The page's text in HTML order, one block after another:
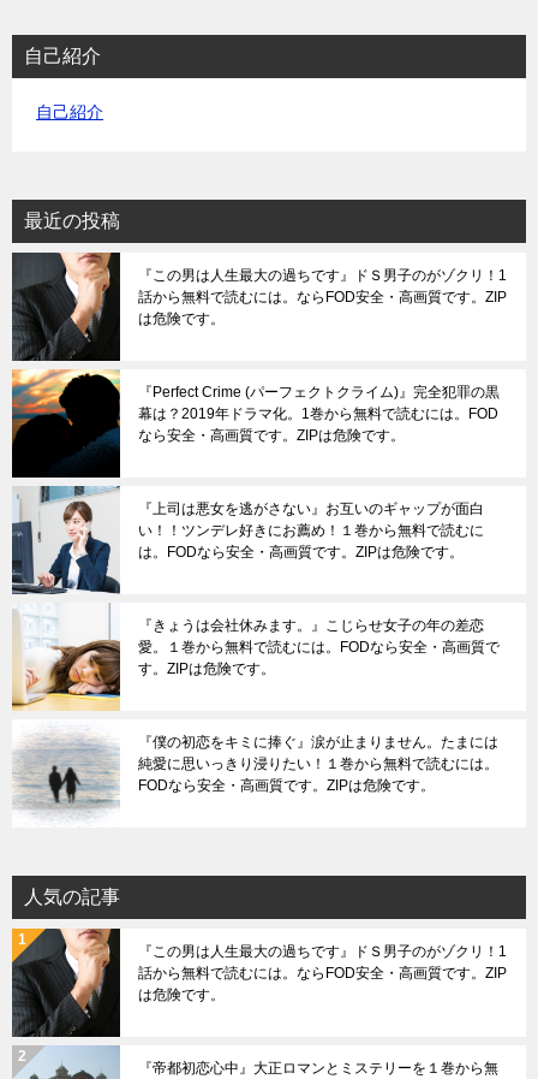
自己紹介
自己紹介
最近の投稿
『この男は人生最大の過ちです』ドＳ男子のがゾクリ！1
話から無料で読むには。ならFOD安全・高画質です。ZIP
は危険です。
『Perfect Crime (パーフェクトクライム)』完全犯罪の黒
幕は？2019年ドラマ化。1巻から無料で読むには。FOD
なら安全・高画質です。ZIPは危険です。
『上司は悪女を逃がさない』お互いのギャップが面白
い！！ツンデレ好きにお薦め！１巻から無料で読むに
は。FODなら安全・高画質です。ZIPは危険です。
『きょうは会社休みます。』こじらせ女子の年の差恋
愛。１巻から無料で読むには。FODなら安全・高画質で
す。ZIPは危険です。
『僕の初恋をキミに捧ぐ』涙が止まりません。たまには
純愛に思いっきり浸りたい！１巻から無料で読むには。
FODなら安全・高画質です。ZIPは危険です。
人気の記事
『この男は人生最大の過ちです』ドＳ男子のがゾクリ！1
話から無料で読むには。ならFOD安全・高画質です。ZIP
は危険です。
『帝都初恋心中』大正ロマンとミステリーを１巻から無